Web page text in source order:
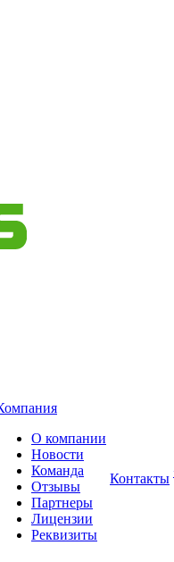
О компании
Новости
Команда
Отзывы
Партнеры
Лицензии
Реквизиты
Контакты